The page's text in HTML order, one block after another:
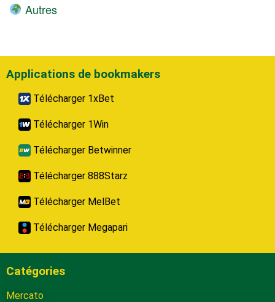
Autres
Applications de bookmakers
Télécharger 1xBet
Télécharger 1Win
Télécharger Betwinner
Télécharger 888Starz
Télécharger MelBet
Télécharger Megapari
Catégories
Mercato